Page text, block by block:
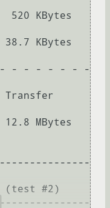
KBytes
KBytes
- - - - - - -
MBytes
(test #2)